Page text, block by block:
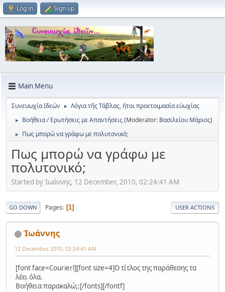
Log in Sign up
Main Menu
Συνευωχία Ιδεών ► Λόγια τῆς Τάβλας, ἥτοι προετοιμασία εὐωχίας
► Βοήθεια / Ερωτήσεις με Απαντήσεις(Moderator: Βασιλείου Μάριος)
► Πως μπορώ να γράφω με πολυτονικό;
Πως μπορώ να γράφω με
πολυτονικό;
Started by Ἰωάννης, 12 December, 2010, 02:24:41 AM
GO DOWN Pages 1 USER ACTIONS
Ἰωάννης
12 December, 2010, 02:24:41 AM
[font face=Courierl][font size=4]Ο τίτλος της παράθεσης τα
λέει όλα.
Βοήθεια παρακαλώ;;[/fonts][/fontf]